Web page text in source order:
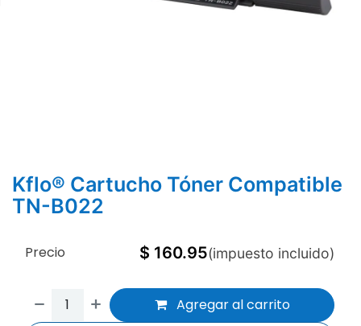
Kflo® Cartucho Tóner Compatible
TN-B022
Agregar al carrito
Precio $ 160.95(impuesto incluido)